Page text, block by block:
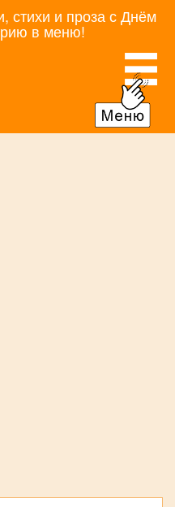
стихи и проза с Днём
в меню!